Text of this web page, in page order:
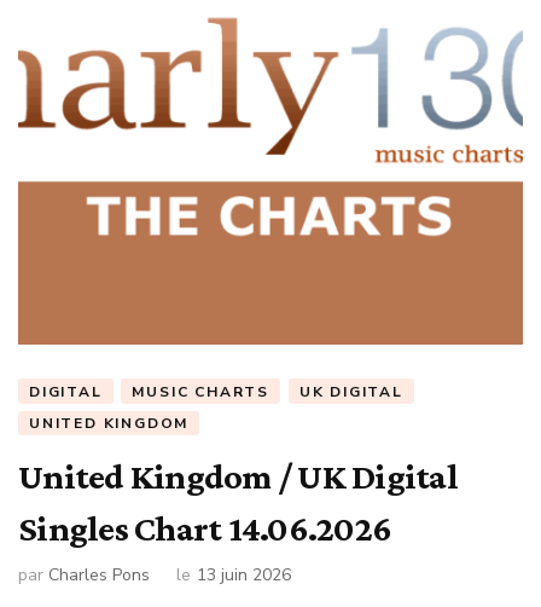
DIGITAL MUSIC CHARTS
UK DIGITAL
UNITED KINGDOM
United Kingdom / UK Digital
Singles Chart 14.06.2026
par Charles Pons le 13 juin 2026